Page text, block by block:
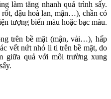
làm tăng nhanh quá trình sấy.
đậu hoà lan, mận…), chần có
tượng biến màu hoặc bạc màu.
trên bề mặt (mận, vải…), hấp
vết nứt nhỏ li ti trên bề mặt, do
giữa quả với môi trường xung